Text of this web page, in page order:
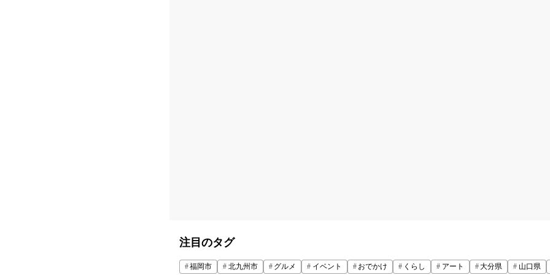
注目のタグ
福岡市 北九州市 グルメ イベント おでかけ くらし アート 大分県 山口県